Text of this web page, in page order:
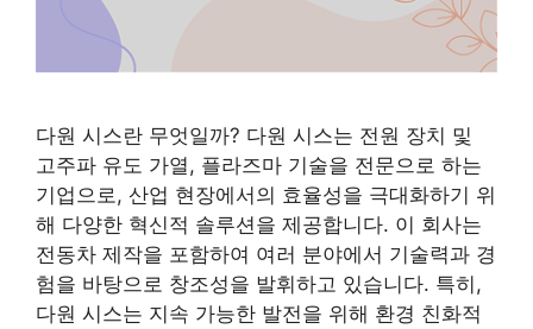
다원 시스란 무엇일까? 다원 시스는 전원 장치 및
고주파 유도 가열, 플라즈마 기술을 전문으로 하는
기업으로, 산업 현장에서의 효율성을 극대화하기 위
해 다양한 혁신적 솔루션을 제공합니다. 이 회사는
전동차 제작을 포함하여 여러 분야에서 기술력과 경
험을 바탕으로 창조성을 발휘하고 있습니다. 특히,
다원 시스는 지속 가능한 발전을 위해 환경 친화적